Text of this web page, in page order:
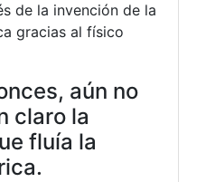
de la invención de la
gracias al físico
aún no
claro la
fluía la